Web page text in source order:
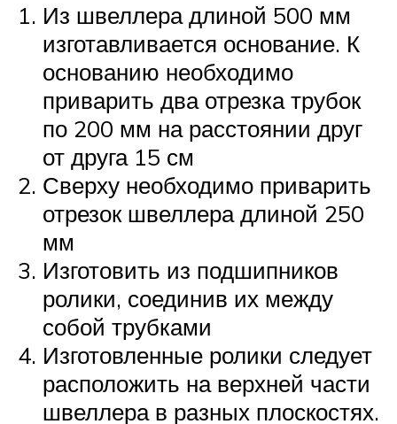
Из швеллера длиной 500 мм
изготавливается основание. К
основанию необходимо
приварить два отрезка трубок
по 200 мм на расстоянии друг
от друга 15 см
Сверху необходимо приварить
отрезок швеллера длиной 250
мм
Изготовить из подшипников
ролики, соединив их между
собой трубками
Изготовленные ролики следует
расположить на верхней части
швеллера в разных плоскостях.